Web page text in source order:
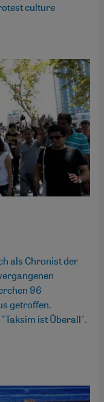
culture
als Chronist der
96
getroffen.
ist Überall".